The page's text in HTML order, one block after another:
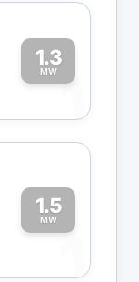
1.3
MW1
1.5
MW
1